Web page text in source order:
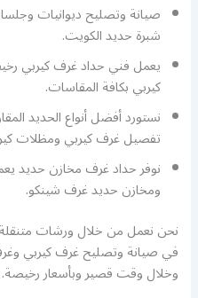
صيانة وتصليح ديوانيات
شبرة حديد الكويت.
يعمل فني حداد غرف كيربي
كيربي بكافة المقاسات.
نستورد أفضل أنواع الحديد
تفصيل غرف كيربي ومظلات
نوفر حداد غرف مخازن حديد
ومخازن حديد غرف شينكو.
نحن نعمل من خلال ورشات
في صيانة وتصليح غرف كيربي
وخلال وقت قصير وبأسعار رخيصة.